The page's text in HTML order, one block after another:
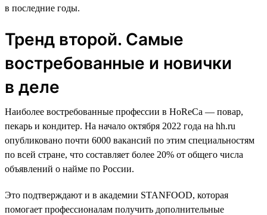
в последние годы.
Тренд второй. Самые
востребованные и новички
в деле
Наиболее востребованные профессии в HoReCa — повар,
пекарь и кондитер. На начало октября 2022 года на hh.ru
опубликовано почти 6000 вакансий по этим специальностям
по всей стране, что составляет более 20% от общего числа
объявлений о найме по России.
Это подтверждают и в академии STANFOOD, которая
помогает профессионалам получить дополнительные